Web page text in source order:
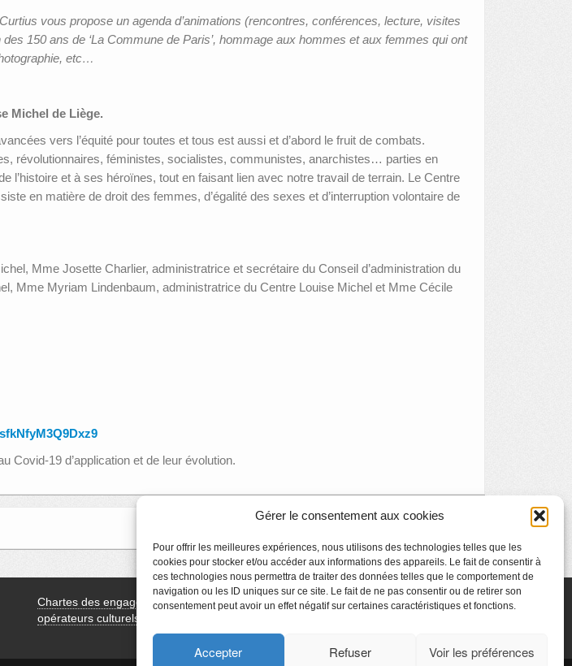
Gérer le consentement aux cookies
Pour offrir les meilleures expériences, nous utilisons des technologies telles que les
cookies pour stocker et/ou accéder aux informations des appareils. Le fait de consentir à
ces technologies nous permettra de traiter des données telles que le comportement de
navigation ou les ID uniques sur ce site. Le fait de ne pas consentir ou de retirer son
consentement peut avoir un effet négatif sur certaines caractéristiques et fonctions.
Accepter Refuser Voir les préférences
vous propose un agenda d’animations (rencontres, conférences, lecture, visites
150 ans de ‘La Commune de Paris’, hommage aux hommes et aux femmes qui ont
etc…
Michel de Liège.
vers l’équité pour toutes et tous est aussi et d’abord le fruit de combats.
révolutionnaires, féministes, socialistes, communistes, anarchistes… parties en
et à ses héroïnes, tout en faisant lien avec notre travail de terrain. Le Centre
en matière de droit des femmes, d’égalité des sexes et d’interruption volontaire de
Mme Josette Charlier, administratrice et secrétaire du Conseil d’administration du
Mme Myriam Lindenbaum, administratrice du Centre Louise Michel et Mme Cécile
Covid-19 d’application et de leur évolution.
Chartes des engagements des
opérateurs culturels